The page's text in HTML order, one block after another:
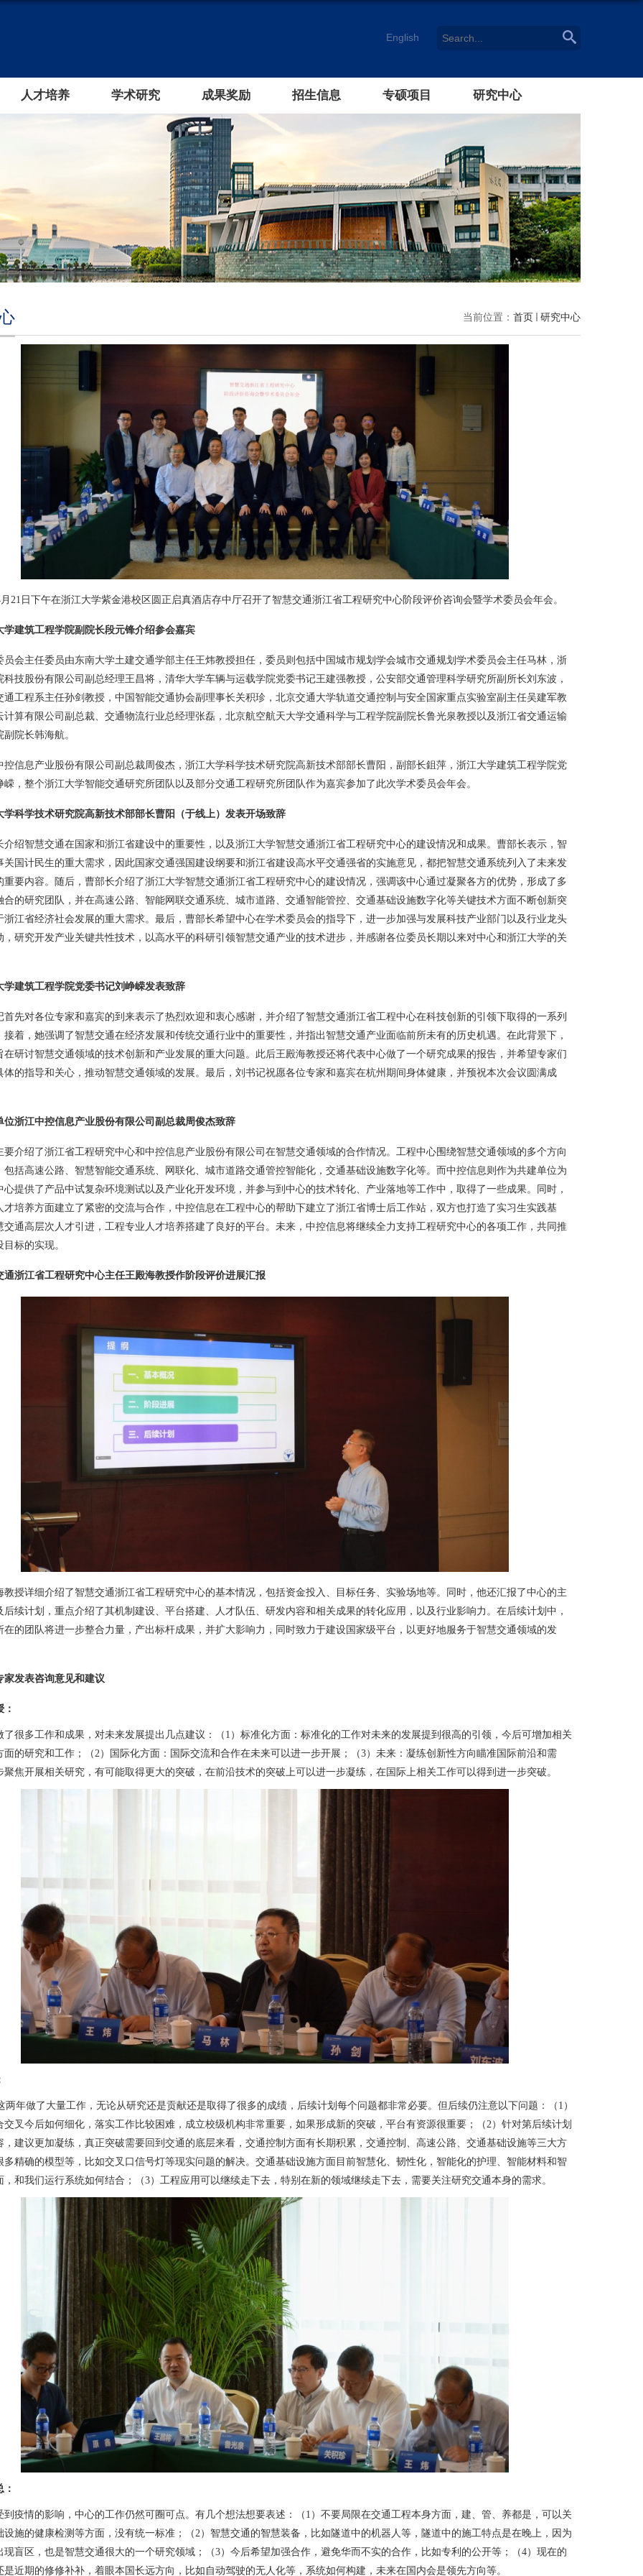
English
人才培养 学术研究 成果奖励 招生信息 专硕项目 研究中心
当前位置： 首页 研究中心
月 21 日下午在浙江大学紫金港校区圆正启真酒店存中厅召开了智慧交通浙江省工程研究中心阶段评价咨询会暨学术委员会年会。
学建筑工程学院副院长段元锋介绍参会嘉宾
员会主任委员由东南大学土建交通学部主任王炜教授担任，委员则包括中国城市规划学会城市交通规划学术委员会主任马林，浙
科技股份有限公司副总经理王昌将，清华大学车辆与运载学院党委书记王建强教授，公安部交通管理科学研究所副所长刘东波，
通工程系主任孙剑教授，中国智能交通协会副理事长关积珍，北京交通大学轨道交通控制与安全国家重点实验室副主任吴建军教
计算有限公司副总裁、交通物流行业总经理张磊，北京航空航天大学交通科学与工程学院副院长鲁光泉教授以及浙江省交通运输
院长韩海航。
控信息产业股份有限公司副总裁周俊杰，浙江大学科学技术研究院高新技术部部长曹阳，副部长鉏萍，浙江大学建筑工程学院党
嵘，整个浙江大学智能交通研究所团队以及部分交通工程研究所团队作为嘉宾参加了此次学术委员会年会。
学科学技术研究院高新技术部部长曹阳（于线上）发表开场致辞
介绍智慧交通在国家和浙江省建设中的重要性，以及浙江大学智慧交通浙江省工程研究中心的建设情况和成果。曹部长表示，智
关国计民生的重大需求，因此国家交通强国建设纲要和浙江省建设高水平交通强省的实施意见，都把智慧交通系统列入了未来发
重要内容。随后，曹部长介绍了浙江大学智慧交通浙江省工程研究中心的建设情况，强调该中心通过凝聚各方的优势，形成了多
合的研究团队，并在高速公路、智能网联交通系统、城市道路、交通智能管控、交通基础设施数字化等关键技术方面不断创新突
浙江省经济社会发展的重大需求。最后，曹部长希望中心在学术委员会的指导下，进一步加强与发展科技产业部门以及行业龙头
，研究开发产业关键共性技术，以高水平的科研引领智慧交通产业的技术进步，并感谢各位委员长期以来对中心和浙江大学的关
学建筑工程学院党委书记刘峥嵘发表致辞
首先对各位专家和嘉宾的到来表示了热烈欢迎和衷心感谢，并介绍了智慧交通浙江省工程中心在科技创新的引领下取得的一系列
接着，她强调了智慧交通在经济发展和传统交通行业中的重要性，并指出智慧交通产业面临前所未有的历史机遇。在此背景下，
在研讨智慧交通领域的技术创新和产业发展的重大问题。此后王殿海教授还将代表中心做了一个研究成果的报告，并希望专家们
体的指导和关心，推动智慧交通领域的发展。最后，刘书记祝愿各位专家和嘉宾在杭州期间身体健康，并预祝本次会议圆满成
位浙江中控信息产业股份有限公司副总裁周俊杰致辞
要介绍了浙江省工程研究中心和中控信息产业股份有限公司在智慧交通领域的合作情况。工程中心围绕智慧交通领域的多个方向
包括高速公路、智慧智能交通系统、网联化、城市道路交通管控智能化，交通基础设施数字化等。而中控信息则作为共建单位为
心提供了产品中试复杂环境测试以及产业化开发环境，并参与到中心的技术转化、产业落地等工作中，取得了一些成果。同时，
才培养方面建立了紧密的交流与合作，中控信息在工程中心的帮助下建立了浙江省博士后工作站，双方也打造了实习生实践基
交通高层次人才引进，工程专业人才培养搭建了良好的平台。未来，中控信息将继续全力支持工程研究中心的各项工作，共同推
标的实现。
通浙江省工程研究中心主任王殿海教授作阶段评价进展汇报
教授详细介绍了智慧交通浙江省工程研究中心的基本情况，包括资金投入、目标任务、实验场地等。同时，他还汇报了中心的主
后续计划，重点介绍了其机制建设、平台搭建、人才队伍、研发内容和相关成果的转化应用，以及行业影响力。在后续计划中，
在的团队将进一步整合力量，产出标杆成果，并扩大影响力，同时致力于建设国家级平台，以更好地服务于智慧交通领域的发
家发表咨询意见和建议
了很多工作和成果，对未来发展提出几点建议：（ 1 ）标准化方面：标准化的工作对未来的发展提到很高的引领，今后可增加相关
面的研究和工作；（ 2 ）国际化方面：国际交流和合作在未来可以进一步开展；（3）未来：凝练创新性方向瞄准国际前沿和需
聚焦开展相关研究，有可能取得更大的突破，在前沿技术的突破上可以进一步凝练，在国际上相关工作可以得到进一步突破。
两年做了大量工作，无论从研究还是贡献还是取得了很多的成绩，后续计划每个问题都非常必要。但后续仍注意以下问题：（ 1 ）
交叉今后如何细化，落实工作比较困难，成立校级机构非常重要，如果形成新的突破，平台有资源很重要；（2）针对第后续计划
，建议更加凝练，真正突破需要回到交通的底层来看，交通控制方面有长期积累，交通控制、高速公路、交通基础设施等三大方
多精确的模型等，比如交叉口信号灯等现实问题的解决。交通基础设施方面目前智慧化、韧性化，智能化的护理、智能材料和智
，和我们运行系统如何结合；（3）工程应用可以继续走下去，特别在新的领域继续走下去，需要关注研究交通本身的需求。
到疫情的影响，中心的工作仍然可圈可点。有几个想法想要表述：（ 1 ）不要局限在交通工程本身方面，建、管、养都是，可以关
设施的健康检测等方面，没有统一标准；（ 2 ）智慧交通的智慧装备，比如隧道中的机器人等，隧道中的施工特点是在晚上，因为
现盲区，也是智慧交通很大的一个研究领域；（3）今后希望加强合作，避免华而不实的合作，比如专利的公开等；（4）现在的
是近期的修修补补，着眼本国长远方向，比如自动驾驶的无人化等，系统如何构建，未来在国内会是领先方向等。